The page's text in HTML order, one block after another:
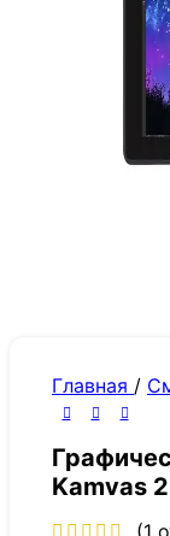
Главная /
Kamvas
(1